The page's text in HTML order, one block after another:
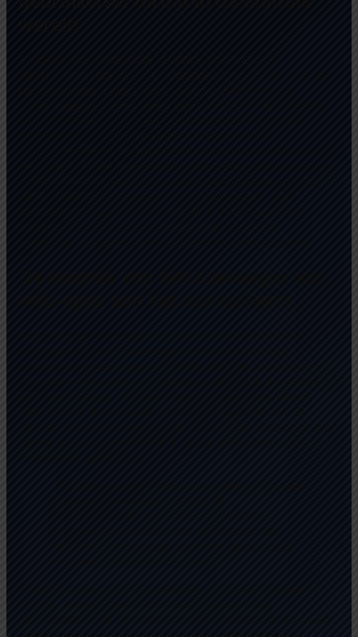
gemiddelde tijd op een site 30% toeneemt wanneer